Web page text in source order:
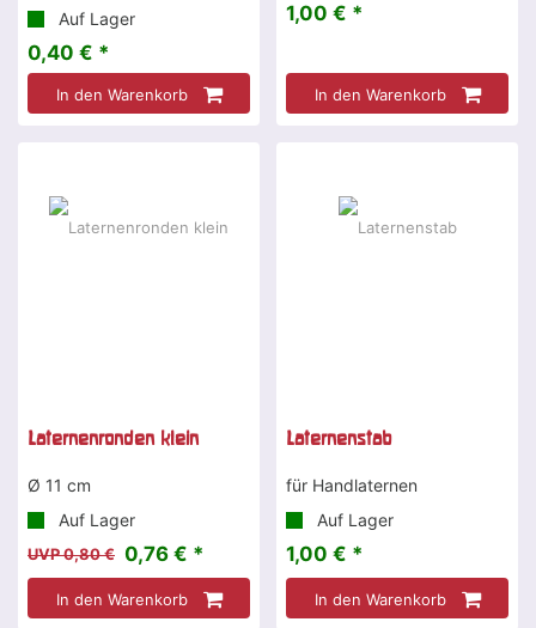
Auf Lager
0,40 € *
In den Warenkorb
1,00 € *
In den Warenkorb
Laternenronden klein
Ø 11 cm
Auf Lager
UVP 0,80 € 0,76 € *
In den Warenkorb
Laternenstab
für Handlaternen
Auf Lager
1,00 € *
In den Warenkorb